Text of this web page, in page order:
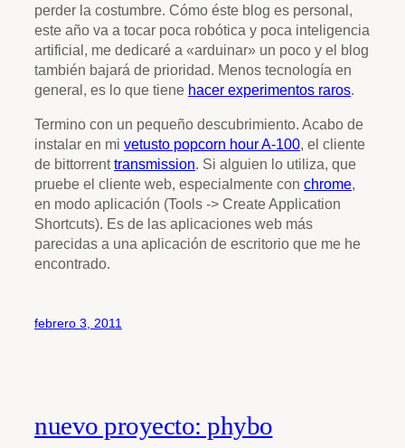
perder la costumbre. Cómo éste blog es personal,
este año va a tocar poca robótica y poca inteligencia
artificial, me dedicaré a «arduinar» un poco y el blog
también bajará de prioridad. Menos tecnología en
general, es lo que tiene hacer experimentos raros.
Termino con un pequeño descubrimiento. Acabo de
instalar en mi vetusto popcorn hour A-100, el cliente
de bittorrenttransmission. Si alguien lo utiliza, que
pruebe el cliente web, especialmente con chrome,
en modo aplicación (Tools -> Create Application
Shortcuts). Es de las aplicaciones web más
parecidas a una aplicación de escritorio que me he
encontrado.
febrero 3, 2011
nuevo proyecto: phybo